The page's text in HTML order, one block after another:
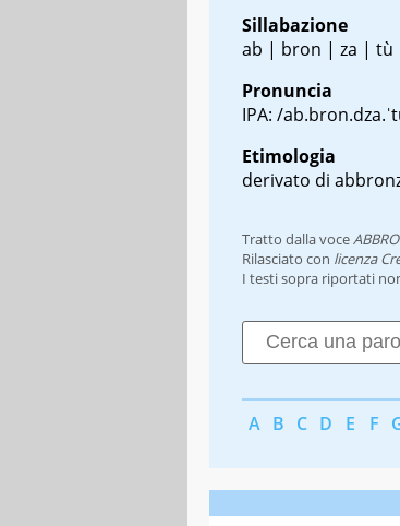
Sillabazione
ab | bron | za | tù
Pronuncia
IPA: /
Etimologia
derivato di
Tratto dalla voce
Rilasciato con licenza
I testi sopra riportati
A B C D E F